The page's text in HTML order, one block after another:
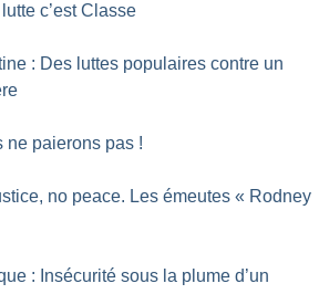
c’est Classe
: Des luttes populaires contre un
ne paierons pas !
no peace. Les émeutes « Rodney
: Insécurité sous la plume d’un